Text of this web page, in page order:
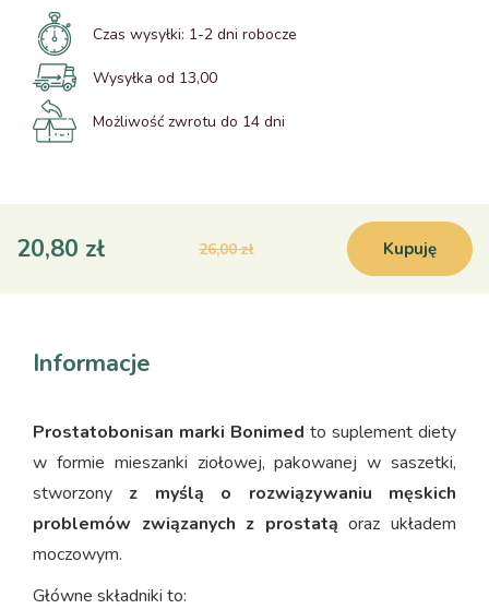
Czas wysyłki: 1-2 dni robocze
Wysyłka od 13,00
Możliwość zwrotu do 14 dni
20,80 zł 26,00 zł Kupuję
Informacje
Prostatobonisan marki Bonimed to suplement diety
w formie mieszanki ziołowej, pakowanej w saszetki,
stworzony z myślą o rozwiązywaniu męskich
problemów związanych z prostatą oraz układem
moczowym.
Główne składniki to: